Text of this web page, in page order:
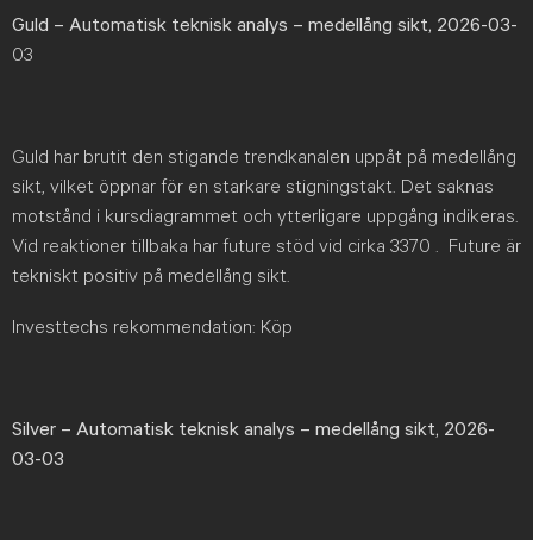
Guld – Automatisk teknisk analys – medellång sikt, 2026-03-
03
Guld har brutit den stigande trendkanalen uppåt på medellång
sikt, vilket öppnar för en starkare stigningstakt. Det saknas
motstånd i kursdiagrammet och ytterligare uppgång indikeras.
Vid reaktioner tillbaka har future stöd vid cirka 3370 . Future är
tekniskt positiv på medellång sikt.
Investtechs rekommendation: Köp
Silver – Automatisk teknisk analys – medellång sikt, 2026-
03-03